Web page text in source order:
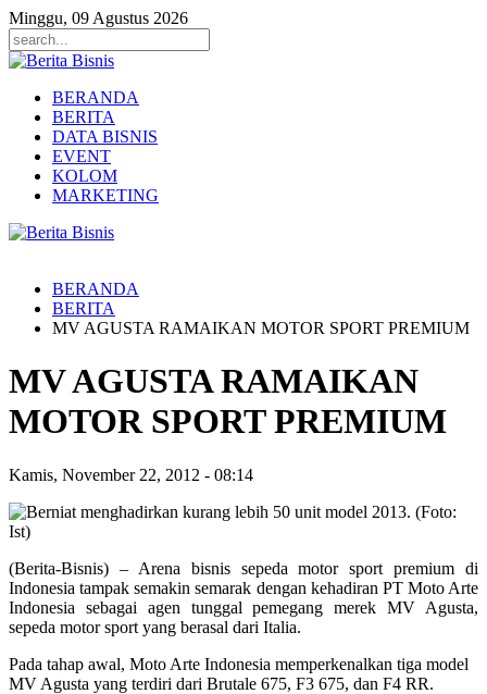
Minggu, 09 Agustus 2026
BERANDA
BERITA
DATA BISNIS
EVENT
KOLOM
MARKETING
BERANDA
BERITA
MV AGUSTA RAMAIKAN MOTOR SPORT PREMIUM
MV AGUSTA RAMAIKAN
MOTOR SPORT PREMIUM
Kamis, November 22, 2012 - 08:14
(Berita-Bisnis) – Arena bisnis sepeda motor sport premium di
Indonesia tampak semakin semarak dengan kehadiran PT Moto Arte
Indonesia sebagai agen tunggal pemegang merek MV Agusta,
sepeda motor sport yang berasal dari Italia.
Pada tahap awal, Moto Arte Indonesia memperkenalkan tiga model
MV Agusta yang terdiri dari Brutale 675, F3 675, dan F4 RR.